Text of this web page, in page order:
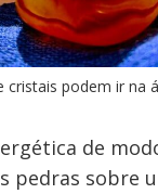
cristais podem ir na
de
pedras sobre